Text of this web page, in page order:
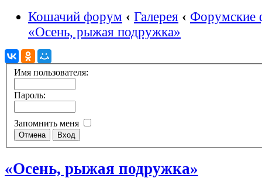
Кошачий форум ‹ Галерея ‹ Форумские
«Осень, рыжая подружка»
Имя пользователя:
Пароль:
Запомнить меня
«Осень, рыжая подружка»